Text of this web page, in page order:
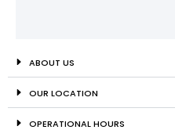
ABOUT US
OUR LOCATION
OPERATIONAL HOURS